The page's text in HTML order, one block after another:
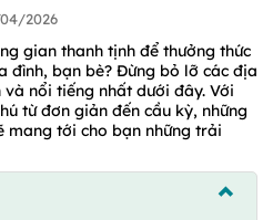
2026
gian thanh tịnh để thưởng thức
đình, bạn bè? Đừng bỏ lỡ các địa
nổi tiếng nhất dưới đây. Với
từ đơn giản đến cầu kỳ, những
mang tới cho bạn những trải